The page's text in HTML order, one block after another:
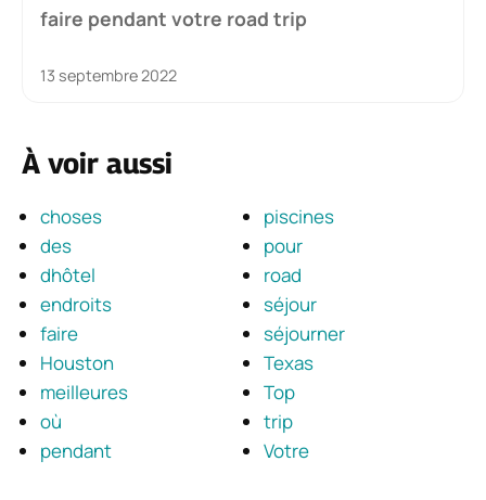
faire pendant votre road trip
13 septembre 2022
À voir aussi
choses
des
dhôtel
endroits
faire
Houston
meilleures
où
pendant
piscines
pour
road
séjour
séjourner
Texas
Top
trip
Votre